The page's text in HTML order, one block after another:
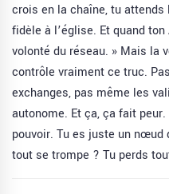
crois en la chaîne, tu
fidèle à l’église. Et quand
volonté du réseau. » Mais la
contrôle vraiment ce truc.
exchanges, pas même les
autonome. Et ça, ça fait
pouvoir. Tu es juste un nœud
tout se trompe ? Tu perds